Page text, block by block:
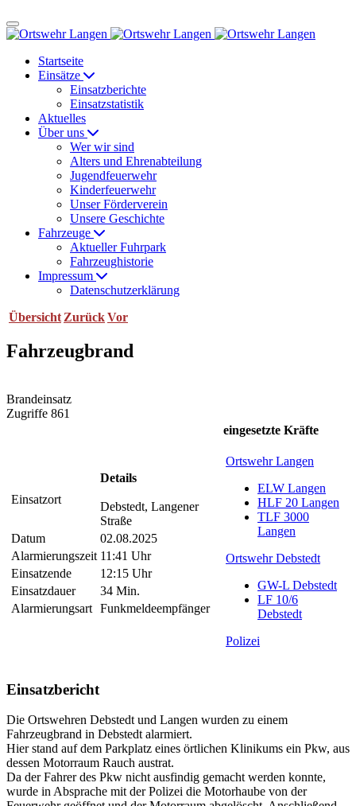
Startseite
Einsätze
Einsatzberichte
Einsatzstatistik
Aktuelles
Über uns
Wer wir sind
Alters und Ehrenabteilung
Jugendfeuerwehr
Kinderfeuerwehr
Unser Förderverein
Unsere Geschichte
Fahrzeuge
Aktueller Fuhrpark
Fahrzeughistorie
Impressum
Datenschutzerklärung
Übersicht ZurückVor
Fahrzeugbrand
Brandeinsatz
Zugriffe 861
Einsatzort
Details
Debstedt, Langener
Straße
Datum
02.08.2025
Alarmierungszeit 11:41 Uhr
Einsatzende
12:15 Uhr
Einsatzdauer
34 Min.
Alarmierungsart Funkmeldeempfänger
eingesetzte Kräfte
Ortswehr Langen
ELW Langen
HLF 20 Langen
TLF 3000
Langen
Ortswehr Debstedt
GW-L Debstedt
LF 10/6
Debstedt
Polizei
Einsatzbericht
Die Ortswehren Debstedt und Langen wurden zu einem
Fahrzeugbrand in Debstedt alarmiert.
Hier stand auf dem Parkplatz eines örtlichen Klinikums ein Pkw, aus
dessen Motorraum Rauch austrat.
Da der Fahrer des Pkw nicht ausfindig gemacht werden konnte,
wurde in Absprache mit der Polizei die Motorhaube von der